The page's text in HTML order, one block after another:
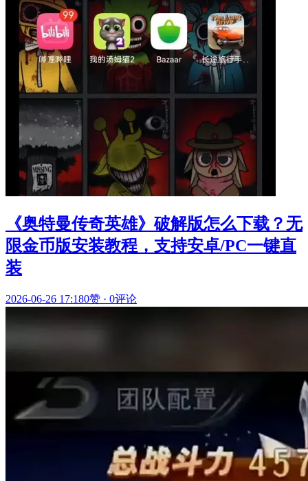
《奥特曼传奇英雄》破解版怎么下载？无
限金币版安装教程，支持安卓/PC一键直
装
2026-06-26 17:180赞 · 0评论